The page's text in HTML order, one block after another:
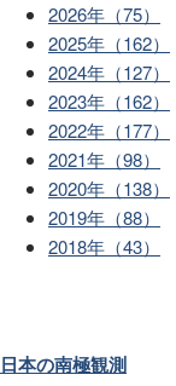
2026年（75）
2025年（162）
2024年（127）
2023年（162）
2022年（177）
2021年（98）
2020年（138）
2019年（88）
2018年（43）
日本の南極観測